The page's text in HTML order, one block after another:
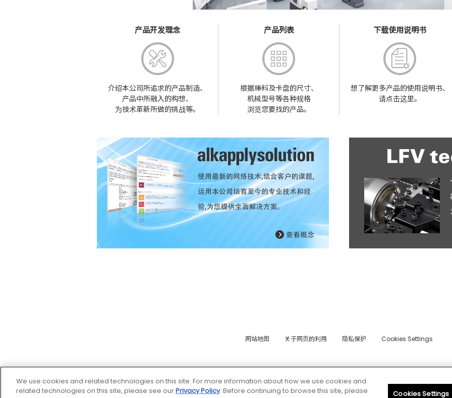
产品开发理念
介绍本公司所追求的产品制造、
产品中所融入的构想、
为技术革新所做的挑战等。
产品列表
根据棒料及卡盘的尺寸、
机械型号等各种规格
浏览您要找的产品。
下载使用说明书
想了解更多产品的使用说明书、
请点击这里。
网站地图 关于网页的利用 隐私保护 Cookies Settings
We use cookies and related technologies on this site. For more information about how we use cookies and
related technologies on this site, please see ourPrivacy Policy. Before continuing to browse this site, please
Cookies Settings